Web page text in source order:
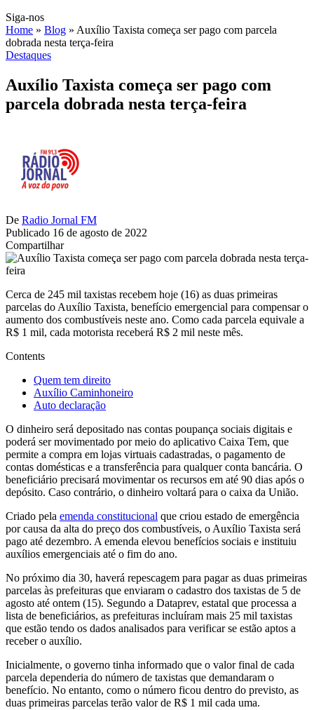
Siga-nos
Home » Blog » Auxílio Taxista começa ser pago com parcela
dobrada nesta terça-feira
Destaques
Auxílio Taxista começa ser pago com
parcela dobrada nesta terça-feira
De Radio Jornal FM
Publicado 16 de agosto de 2022
Compartilhar
Cerca de 245 mil taxistas recebem hoje (16) as duas primeiras
parcelas do Auxílio Taxista, benefício emergencial para compensar o
aumento dos combustíveis neste ano. Como cada parcela equivale a
R$ 1 mil, cada motorista receberá R$ 2 mil neste mês.
Contents
Quem tem direito
Auxílio Caminhoneiro
Auto declaração
O dinheiro será depositado nas contas poupança sociais digitais e
poderá ser movimentado por meio do aplicativo Caixa Tem, que
permite a compra em lojas virtuais cadastradas, o pagamento de
contas domésticas e a transferência para qualquer conta bancária. O
beneficiário precisará movimentar os recursos em até 90 dias após o
depósito. Caso contrário, o dinheiro voltará para o caixa da União.
Criado pela emenda constitucional que criou estado de emergência
por causa da alta do preço dos combustíveis, o Auxílio Taxista será
pago até dezembro. A emenda elevou benefícios sociais e instituiu
auxílios emergenciais até o fim do ano.
No próximo dia 30, haverá repescagem para pagar as duas primeiras
parcelas às prefeituras que enviaram o cadastro dos taxistas de 5 de
agosto até ontem (15). Segundo a Dataprev, estatal que processa a
lista de beneficiários, as prefeituras incluíram mais 25 mil taxistas
que estão tendo os dados analisados para verificar se estão aptos a
receber o auxílio.
Inicialmente, o governo tinha informado que o valor final de cada
parcela dependeria do número de taxistas que demandaram o
benefício. No entanto, como o número ficou dentro do previsto, as
duas primeiras parcelas terão valor de R$ 1 mil cada uma.